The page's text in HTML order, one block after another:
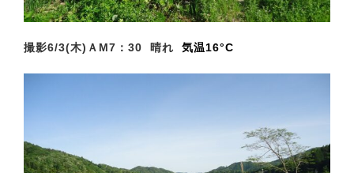
撮影6/3(木)Ａ M7：30 晴れ 気温16°C